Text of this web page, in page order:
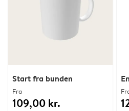
Start fra bunden
Fra
109,00 kr.